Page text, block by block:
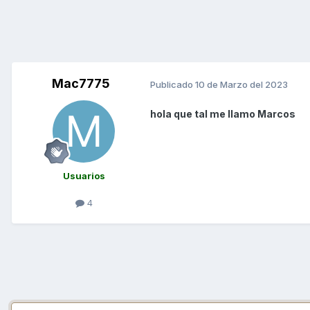
Mac7775
Usuarios
4
Publicado 10 de Marzo del 2023
hola que tal me llamo Marcos